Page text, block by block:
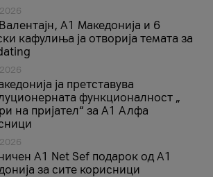
A1 Македонија и 6
кафулиња ја отворија темата за
ја претставува
функционалност „
на пријател“ за А1 Алфа
A1 Net Sеf подарок од А1
за сите корисници